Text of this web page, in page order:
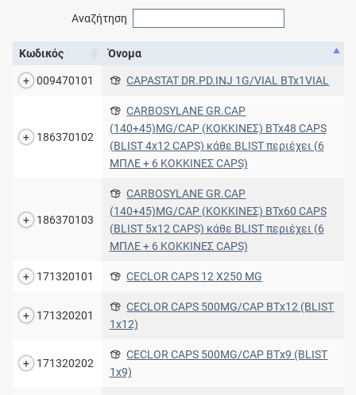
Αναζήτηση
Κωδικός Όνομα
009470101 CAPASTAT DR.PD.INJ 1G/VIAL BTx1VIAL
186370102
CARBOSYLANE GR.CAP
(140+45)MG/CAP (ΚΟΚΚΙΝΕΣ) BTx48 CAPS
(BLIST 4x12 CAPS) κάθε BLIST περιέχει (6
ΜΠΛΕ + 6 ΚΟΚΚΙΝΕΣ CAPS)
186370103
CARBOSYLANE GR.CAP
(140+45)MG/CAP (ΚΟΚΚΙΝΕΣ) BTx60 CAPS
(BLIST 5x12 CAPS) κάθε BLIST περιέχει (6
ΜΠΛΕ + 6 ΚΟΚΚΙΝΕΣ CAPS)
171320101 CECLOR CAPS 12 X250 MG
171320201
CECLOR CAPS 500MG/CAP ΒΤx12 (BLIST
1x12)
171320202
CECLOR CAPS 500MG/CAP ΒΤx9 (BLIST
1x9)